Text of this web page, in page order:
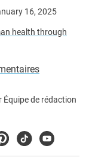
16, 2025
health through
Équipe de rédaction
TiktokYoutube